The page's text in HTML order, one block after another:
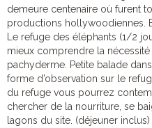
demeure centenaire où furent
productions hollywoodiennes.
Le refuge des éléphants (1/2
mieux comprendre la
pachyderme. Petite balade
forme d’observation sur le
du refuge vous pourrez
chercher de la nourriture, se
lagons du site. (déjeuner